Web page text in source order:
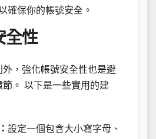
確保你的帳號安全。
全性
外，強化帳號安全性也是避
。 以下是一些實用的建
設定一個包含大小寫字母、